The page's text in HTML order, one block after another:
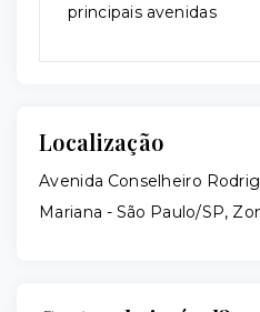
principais avenidas
Localização
Avenida Conselheiro
Mariana - São Paulo/SP,